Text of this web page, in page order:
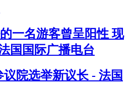
一名游客曾呈阳性 现
国国际广播电台
院选举新议长 - 法国